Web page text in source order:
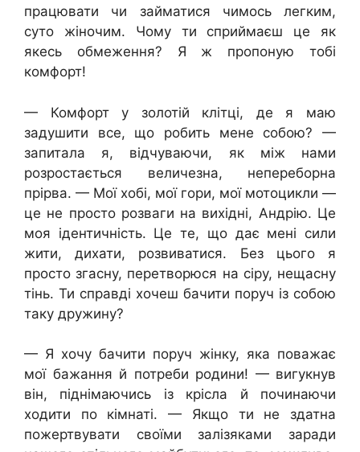
працювати чи займатися чимось легким,
суто жіночим. Чому ти сприймаєш це як
якесь обмеження? Я ж пропоную тобі
комфорт!
— Комфорт у золотій клітці, де я маю
задушити все, що робить мене собою? —
запитала я, відчуваючи, як між нами
розростається величезна, непереборна
прірва. — Мої хобі, мої гори, мої мотоцикли —
це не просто розваги на вихідні, Андрію. Це
моя ідентичність. Це те, що дає мені сили
жити, дихати, розвиватися. Без цього я
просто згасну, перетворюся на сіру, нещасну
тінь. Ти справді хочеш бачити поруч із собою
таку дружину?
— Я хочу бачити поруч жінку, яка поважає
мої бажання й потреби родини! — вигукнув
він, піднімаючись із крісла й починаючи
ходити по кімнаті. — Якщо ти не здатна
пожертвувати своїми залізяками заради